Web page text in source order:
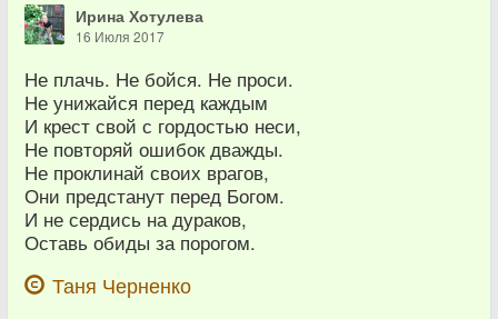
Ирина Хотулева
16 Июля 2017
Не плачь. Не бойся. Не проси.
Не унижайся перед каждым
И крест свой с гордостью неси,
Не повторяй ошибок дважды.
Не проклинай своих врагов,
Они предстанут перед Богом.
И не сердись на дураков,
Оставь обиды за порогом.
Таня Черненко